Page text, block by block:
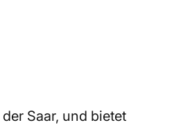
Saar, und bietet